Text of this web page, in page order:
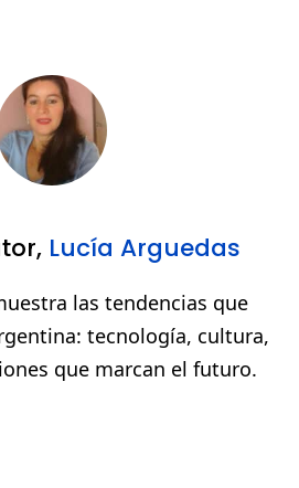
Lucía Arguedas
las tendencias que
tecnología, cultura,
que marcan el futuro.